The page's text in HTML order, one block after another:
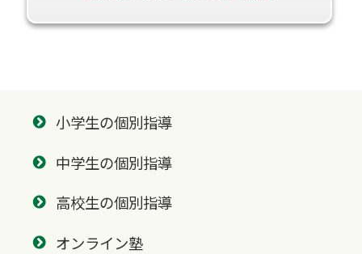
小学生の個別指導
中学生の個別指導
高校生の個別指導
オンライン塾